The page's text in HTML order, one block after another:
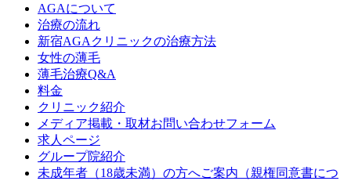
AGAについて
治療の流れ
新宿AGAクリニックの治療方法
女性の薄毛
薄毛治療Q&A
料金
クリニック紹介
メディア掲載・取材お問い合わせフォーム
求人ページ
グループ院紹介
未成年者（18歳未満）の方へご案内（親権同意書につ